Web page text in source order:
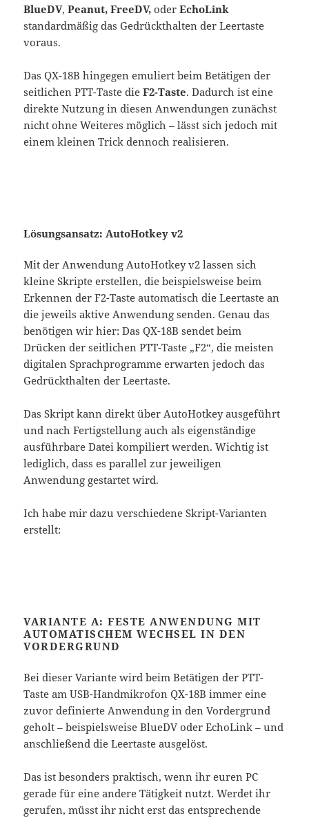
BlueDV,Peanut, FreeDV, oderEchoLink
standardmäßig das Gedrückthalten der Leertaste
voraus.
Das QX-18B hingegen emuliert beim Betätigen der
seitlichen PTT-Taste dieF2-Taste. Dadurch ist eine
direkte Nutzung in diesen Anwendungen zunächst
nicht ohne Weiteres möglich – lässt sich jedoch mit
einem kleinen Trick dennoch realisieren.
Lösungsansatz: AutoHotkey v2
Mit der Anwendung AutoHotkey v2 lassen sich
kleine Skripte erstellen, die beispielsweise beim
Erkennen der F2-Taste automatisch die Leertaste an
die jeweils aktive Anwendung senden. Genau das
benötigen wir hier: Das QX-18B sendet beim
Drücken der seitlichen PTT-Taste „F2“, die meisten
digitalen Sprachprogramme erwarten jedoch das
Gedrückthalten der Leertaste.
Das Skript kann direkt über AutoHotkey ausgeführt
und nach Fertigstellung auch als eigenständige
ausführbare Datei kompiliert werden. Wichtig ist
lediglich, dass es parallel zur jeweiligen
Anwendung gestartet wird.
Ich habe mir dazu verschiedene Skript-Varianten
erstellt:
VARIANTE A: FESTE ANWENDUNG MIT
AUTOMATISCHEM WECHSEL IN DEN
VORDERGRUND
Bei dieser Variante wird beim Betätigen der PTT-
Taste am USB-Handmikrofon QX-18B immer eine
zuvor definierte Anwendung in den Vordergrund
geholt – beispielsweise BlueDV oder EchoLink – und
anschließend die Leertaste ausgelöst.
Das ist besonders praktisch, wenn ihr euren PC
gerade für eine andere Tätigkeit nutzt. Werdet ihr
gerufen, müsst ihr nicht erst das entsprechende